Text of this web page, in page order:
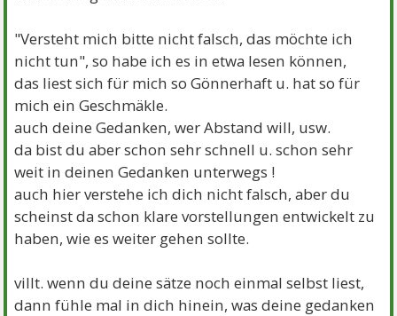
"Versteht mich bitte nicht falsch, das möchte ich
nicht tun", so habe ich es in etwa lesen können,
das liest sich für mich so Gönnerhaft u. hat so für
mich ein Geschmäkle.
auch deine Gedanken, wer Abstand will, usw.
da bist du aber schon sehr schnell u. schon sehr
weit in deinen Gedanken unterwegs !
auch hier verstehe ich dich nicht falsch, aber du
scheinst da schon klare vorstellungen entwickelt zu
haben, wie es weiter gehen sollte.
villt. wenn du deine sätze noch einmal selbst liest,
dann fühle mal in dich hinein, was deine gedanken